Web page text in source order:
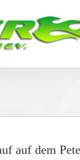
auf dem